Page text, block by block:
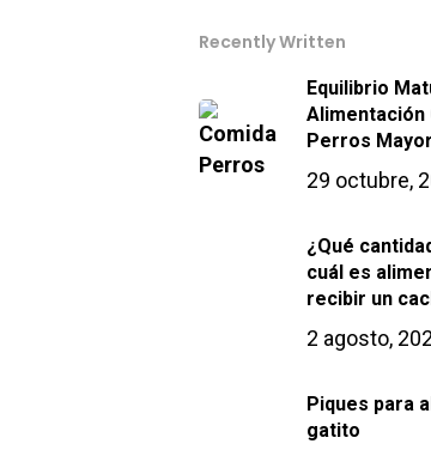
Recently Written
Equilibrio
Alimentación
Perros
29 octubre,
¿Qué
cuál es
recibir un
2 agosto,
Piques para
gatito